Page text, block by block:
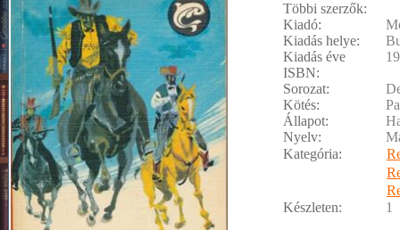
Többi szerzők:
Kiadó:
Kiadás helye:
Kiadás éve
ISBN:
Sorozat:
Kötés:
Állapot:
Nyelv:
Kategória:
Készleten:
1